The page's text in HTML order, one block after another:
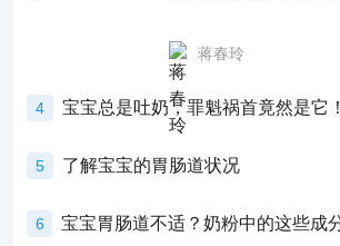
蒋春玲
4 宝宝总是吐奶，罪魁祸首竟然是它！
5 了解宝宝的胃肠道状况
6